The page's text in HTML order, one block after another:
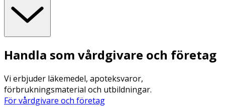
Handla som vårdgivare och företag
Vi erbjuder läkemedel, apoteksvaror,
förbrukningsmaterial och utbildningar.
För vårdgivare och företag